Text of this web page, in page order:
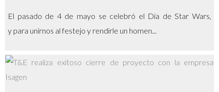
El pasado de 4 de mayo se celebró el Día de Star Wars,
y para unirnos al festejo y rendirle un homen...